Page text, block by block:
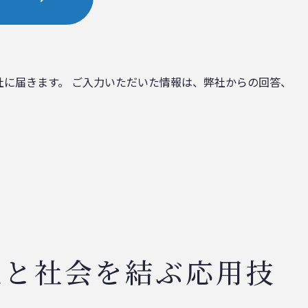
届きます。 ご入力いただいた情報は、弊社からの回答、
社会を結ぶ応用技